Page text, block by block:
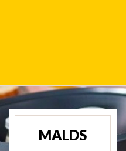
MALDS